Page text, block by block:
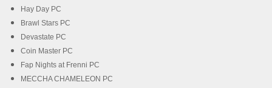
Hay Day PC
Brawl Stars PC
Devastate PC
Coin Master PC
Fap Nights at Frenni PC
MECCHA CHAMELEON PC